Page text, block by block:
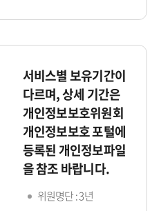
서비스별 보유기간이
다르며, 상세 기간은
개인정보보호위원회
개인정보보호 포털에
등록된 개인정보파일
을 참조 바랍니다.
위원명단 : 3년